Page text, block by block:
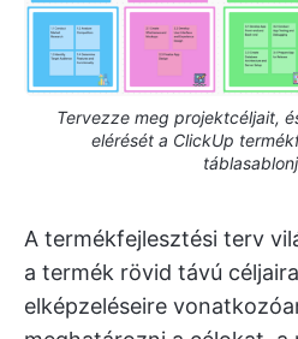
Tervezze meg projektcéljait,
elérését a ClickUp
A termékfejlesztési terv
a termék rövid távú
elképzeléseire